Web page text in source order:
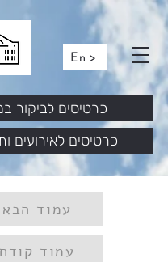
En >
כרטיסים לאירועים
כרטיסים לביקור
עמוד הבא
עמוד קודם